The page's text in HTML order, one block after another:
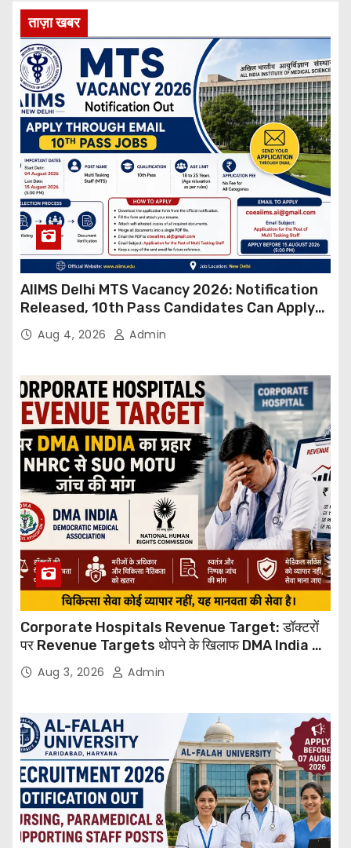
ताज़ा खबर
AIIMS Delhi MTS Vacancy 2026: Notification
Released, 10th Pass Candidates Can Apply
Through Email
Aug 4, 2026 Admin
Corporate Hospitals Revenue Target: डॉक्टरों
पर Revenue Targets थोपने के खिलाफ DMA India का
बड़ा कदम, NHRC से Suo Motu जांच की मांग
Aug 3, 2026 Admin